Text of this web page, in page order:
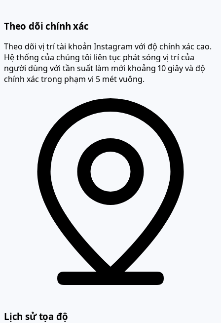
Theo dõi chính xác
Theo dõi vị trí tài khoản Instagram với độ chính xác cao.
Hệ thống của chúng tôi liên tục phát sóng vị trí của
người dùng với tần suất làm mới khoảng 10 giây và độ
chính xác trong phạm vi 5 mét vuông.
Lịch sử tọa độ